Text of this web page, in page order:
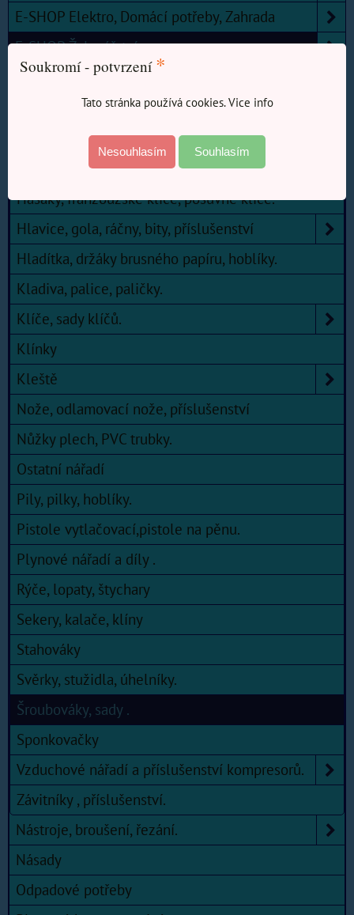
E-SHOP Elektro, Domácí potřeby, Zahrada
E-SHOP Železářství
Kouřovody a příslušenství kamen
Měřidla, pásma, metry.
Hasáky, franzouzské klíče, posuvné klíče.
Hlavice, gola, ráčny, bity, příslušenství
Hladítka, držáky brusného papíru, hoblíky.
Kladiva, palice, paličky.
Klíče, sady klíčů.
Klínky
Kleště
Nože, odlamovací nože, příslušenství
Nůžky plech, PVC trubky.
Ostatní nářadí
Pily, pilky, hoblíky.
Pistole vytlačovací,pistole na pěnu.
Plynové nářadí a díly .
Rýče, lopaty, štychary
Sekery, kalače, klíny
Stahováky
Svěrky, stužidla, úhelníky.
Šroubováky, sady .
Sponkovačky
Vzduchové nářadí a příslušenství kompresorů.
Závitníky , příslušenství.
Nástroje, broušení, řezání.
Násady
Odpadové potřeby
Soukromí - potvrzení *
Tato stránka používá cookies. Vice info
Nesouhlasím Souhlasím